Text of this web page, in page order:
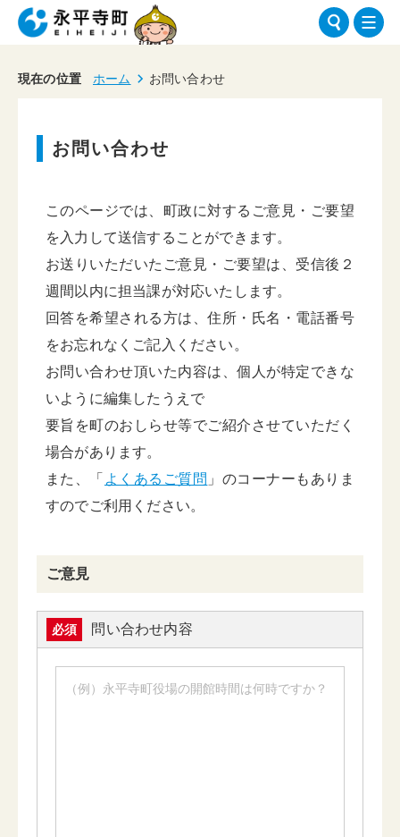
現在の位置 ホーム お問い合わせ
お問い合わせ
このページでは、町政に対するご意見・ご要望
を入力して送信することができます。
お送りいただいたご意見・ご要望は、受信後２
週間以内に担当課が対応いたします。
回答を希望される方は、住所・氏名・電話番号
をお忘れなくご記入ください。
お問い合わせ頂いた内容は、個人が特定できな
いように編集したうえで
要旨を町のおしらせ等でご紹介させていただく
場合があります。
また、「 よくあるご質問 」のコーナーもありま
すのでご利用ください。
ご意見
必須 問い合わせ内容